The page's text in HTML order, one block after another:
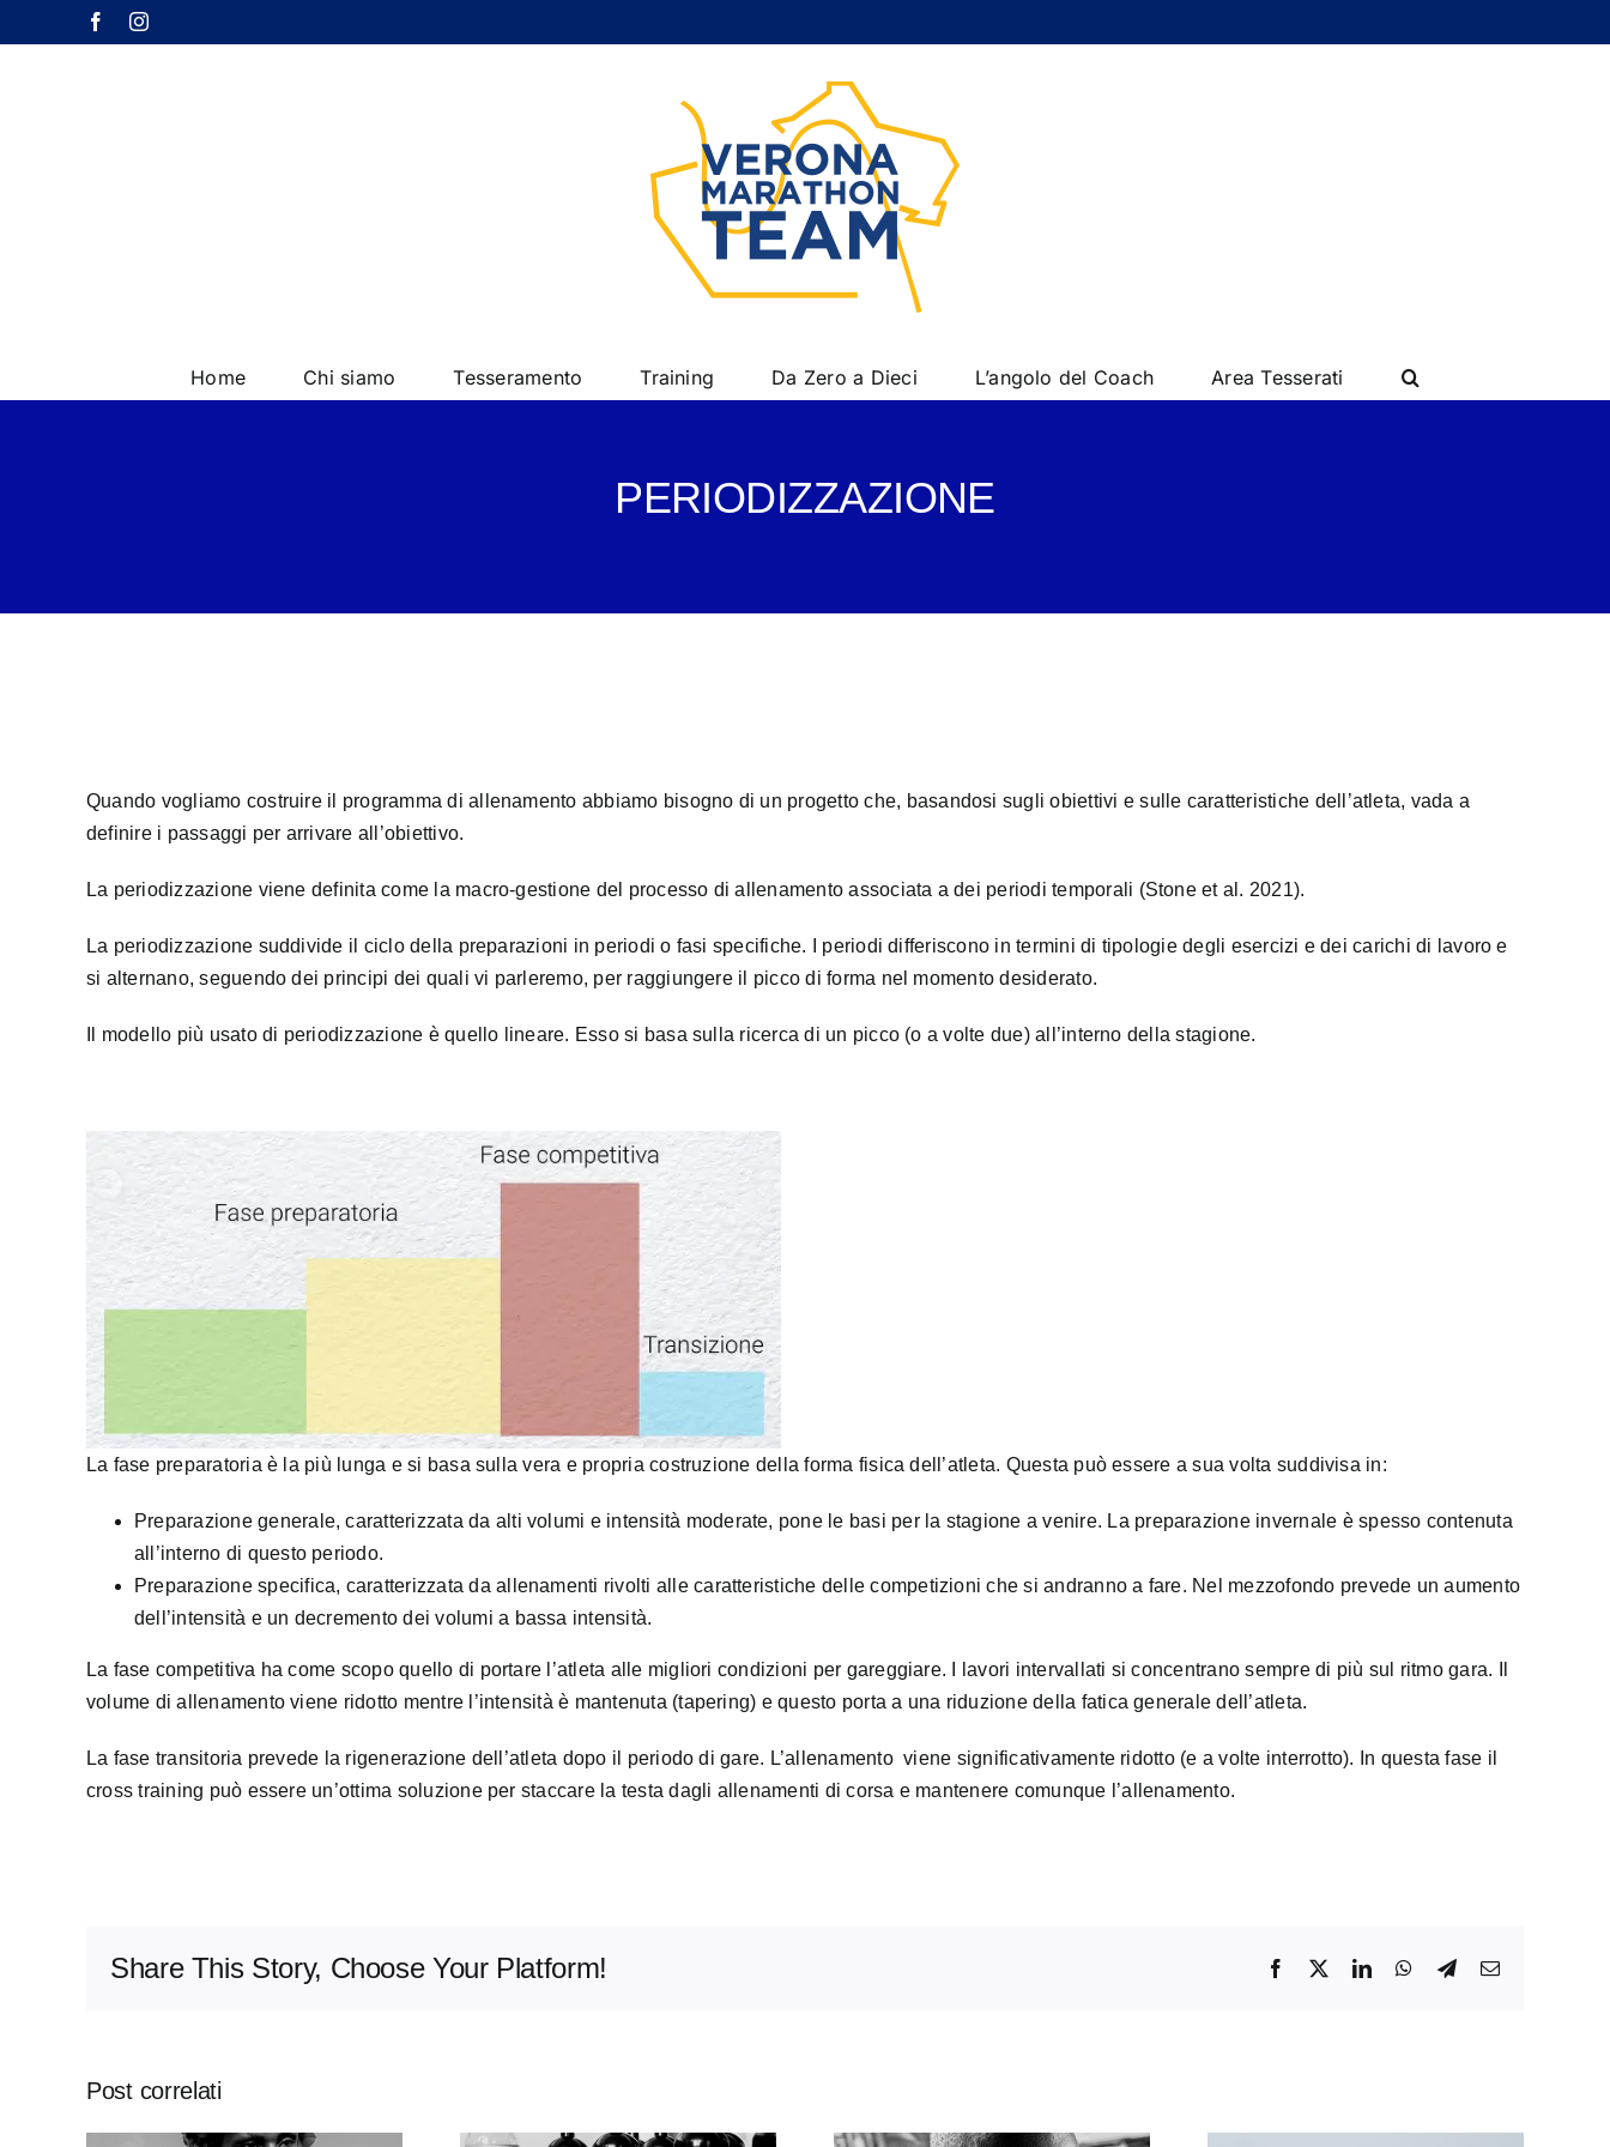
al
FacebookInstagram
Home Chi siamo Tesseramento Training Da Zero a Dieci L’angolo del Coach Area Tesserati
PERIODIZZAZIONE
Quando vogliamo costruire il programma di allenamento abbiamo bisogno di un progetto che, basandosi sugli obiettivi e sulle caratteristiche dell’atleta, vada a
definire i passaggi per arrivare all’obiettivo.
La periodizzazione viene definita come la macro-gestione del processo di allenamento associata a dei periodi temporali (Stone et al. 2021).
La periodizzazione suddivide il ciclo della preparazioni in periodi o fasi specifiche. I periodi differiscono in termini di tipologie degli esercizi e dei carichi di lavoro e
si alternano, seguendo dei principi dei quali vi parleremo, per raggiungere il picco di forma nel momento desiderato.
Il modello più usato di periodizzazione è quello lineare. Esso si basa sulla ricerca di un picco (o a volte due) all’interno della stagione.
La fase preparatoria è la più lunga e si basa sulla vera e propria costruzione della forma fisica dell’atleta. Questa può essere a sua volta suddivisa in:
Preparazione generale, caratterizzata da alti volumi e intensità moderate, pone le basi per la stagione a venire. La preparazione invernale è spesso contenuta
all’interno di questo periodo.
Preparazione specifica, caratterizzata da allenamenti rivolti alle caratteristiche delle competizioni che si andranno a fare. Nel mezzofondo prevede un aumento
dell’intensità e un decremento dei volumi a bassa intensità.
La fase competitiva ha come scopo quello di portare l’atleta alle migliori condizioni per gareggiare. I lavori intervallati si concentrano sempre di più sul ritmo gara. Il
volume di allenamento viene ridotto mentre l’intensità è mantenuta (tapering) e questo porta a una riduzione della fatica generale dell’atleta.
La fase transitoria prevede la rigenerazione dell’atleta dopo il periodo di gare. L’allenamento viene significativamente ridotto (e a volte interrotto). In questa fase il
cross training può essere un’ottima soluzione per staccare la testa dagli allenamenti di corsa e mantenere comunque l’allenamento.
Share This Story, Choose Your Platform! Facebook LinkedInWhatsApp
TelegramEmail
Post correlati